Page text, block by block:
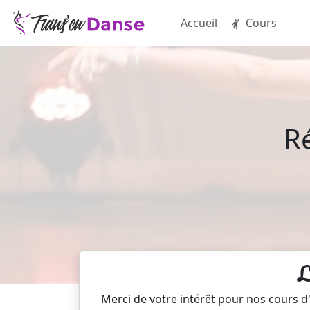
Accueil Cours
Merci de votre intérêt pour nos cours